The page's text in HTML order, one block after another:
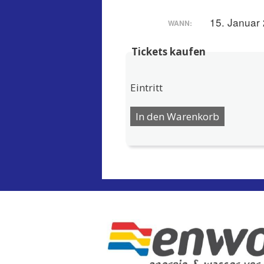
WANN: 15. Januar
Tickets kaufen
Eintritt
In den Warenkorb